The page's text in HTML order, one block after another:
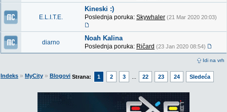
Idi na vrh
E.L.I.T.E.
Kineski :)
Poslednja poruka: Skywhaler (21 Mar 2020 20:03)
diarno
Noah Kalina
Poslednja poruka: Ričard (23 Jan 2020 08:54)
Strana: 1 2 3 22 23 24 Sledeća
Indeks » MyCity » Blogovi